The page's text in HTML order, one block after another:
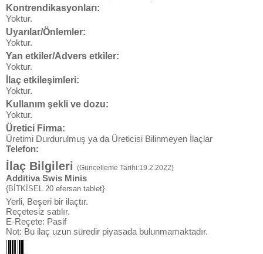
Kontrendikasyonları:
Yoktur.
Uyarılar/Önlemler:
Yoktur.
Yan etkiler/Advers etkiler:
Yoktur.
İlaç etkileşimleri:
Yoktur.
Kullanım şekli ve dozu:
Yoktur.
Üretici Firma:
Üretimi Durdurulmuş ya da Üreticisi Bilinmeyen İlaçlar
Telefon:
İlaç Bilgileri (Güncelleme Tarihi:19.2.2022)
Additiva Swis Minis
{BİTKİSEL 20 efersan tablet}
Yerli, Beşeri bir ilaçtır.
Reçetesiz satılır.
E-Reçete: Pasif
Not: Bu ilaç uzun süredir piyasada bulunmamaktadır.